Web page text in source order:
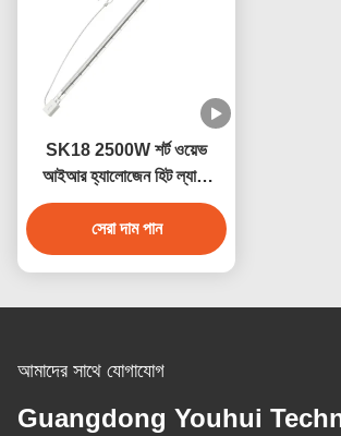
SK18 2500W শর্ট ওয়েভ
আইআর হ্যালোজেন হিট ল্যাম্প
235V
সেরা দাম পান
আমাদের সাথে যোগাযোগ
Guangdong Youhui